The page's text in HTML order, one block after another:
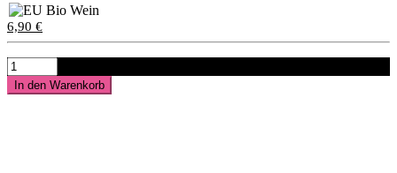
6,90 €
2025
SILVANER
-
In den Warenkorb